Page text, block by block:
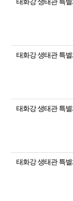
태화강 생태관 특
태화강 생태관 특
태화강 생태관 특
태화강 생태관 특